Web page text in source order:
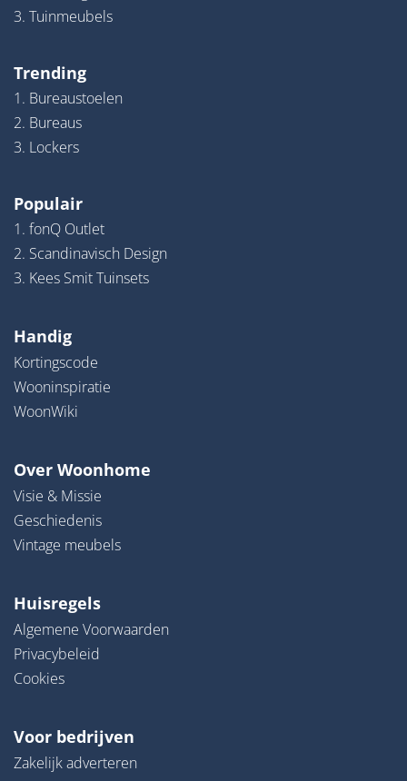
3. Tuinmeubels
Trending
1. Bureaustoelen
2. Bureaus
3. Lockers
Populair
1. fonQ Outlet
2. Scandinavisch Design
3. Kees Smit Tuinsets
Handig
Kortingscode
Wooninspiratie
WoonWiki
Over Woonhome
Visie & Missie
Geschiedenis
Vintage meubels
Huisregels
Algemene Voorwaarden
Privacybeleid
Cookies
Voor bedrijven
Zakelijk adverteren